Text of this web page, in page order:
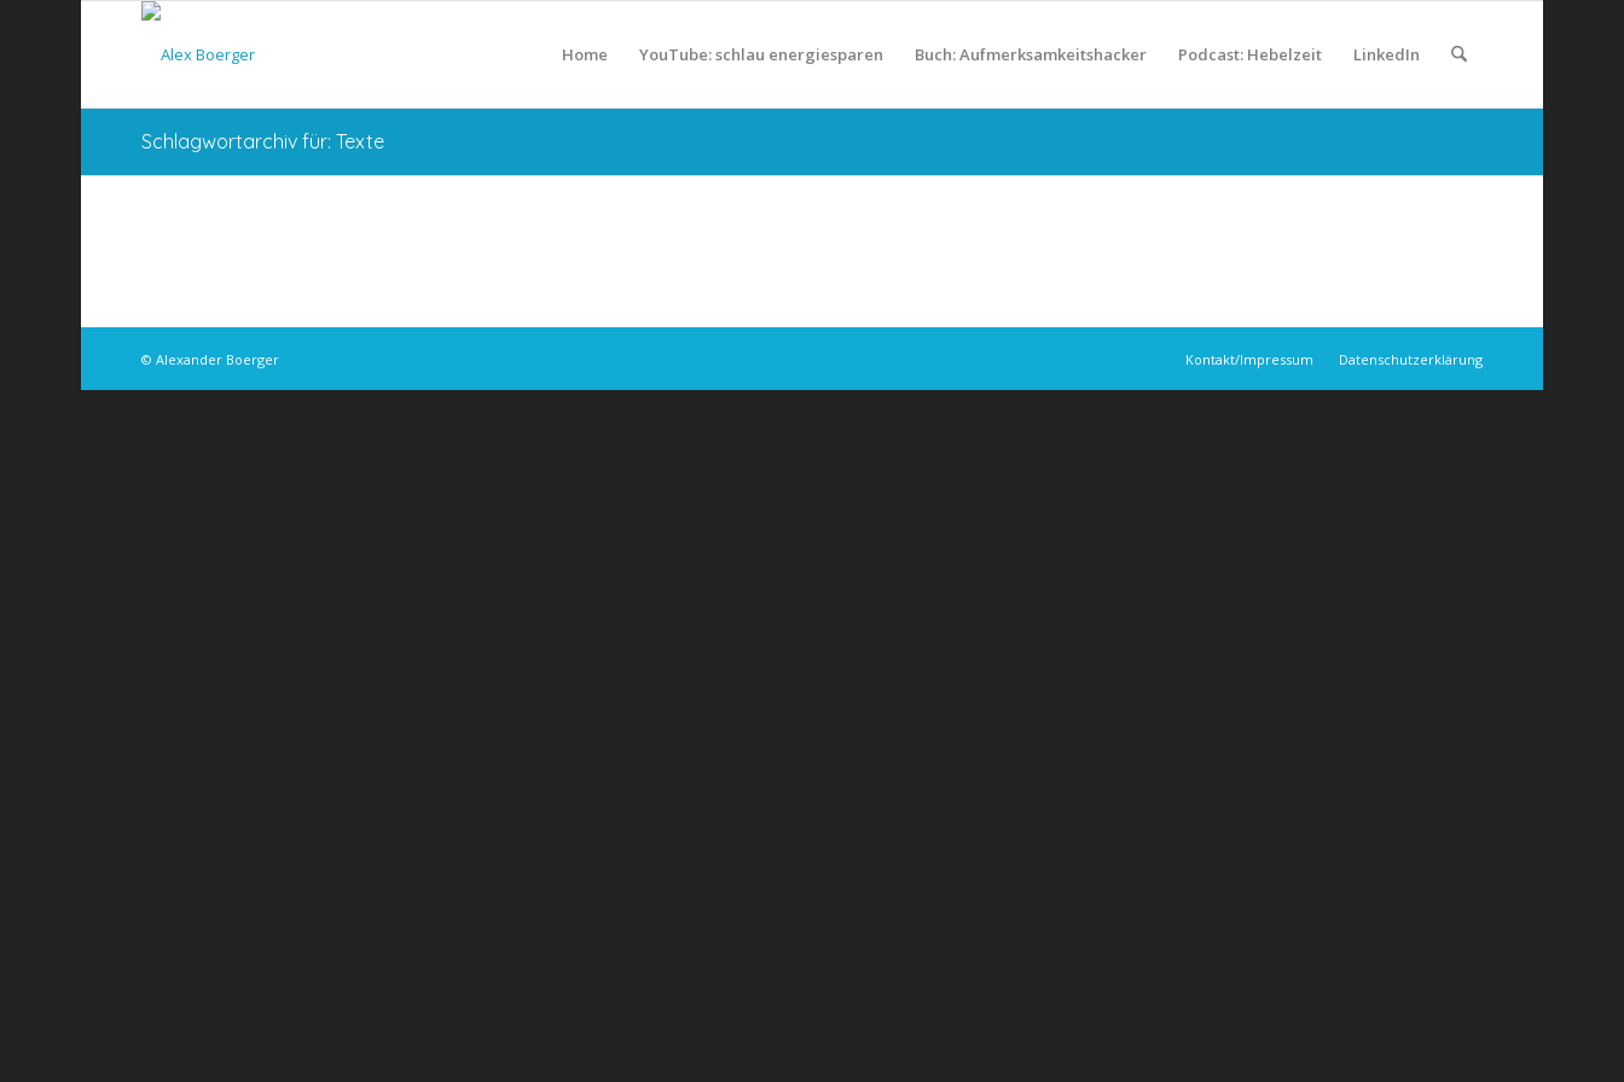
Home YouTube: schlau energiesparen Buch: Aufmerksamkeitshacker Podcast: Hebelzeit LinkedIn
Schlagwortarchiv für: Texte
© Alexander Boerger Kontakt/Impressum Datenschutzerklärung